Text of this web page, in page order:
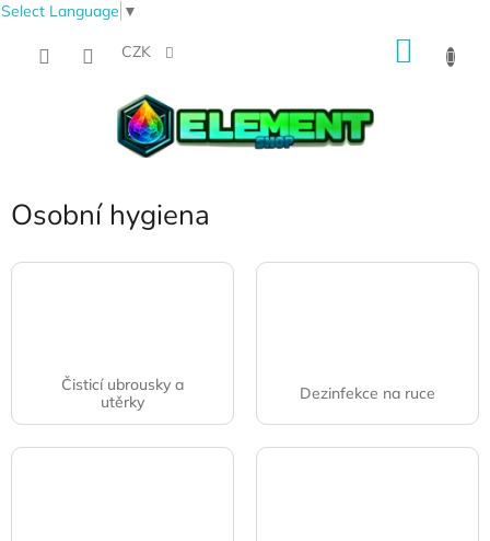
Select Language ▼
CZK
Osobní hygiena
Čisticí ubrousky a
utěrky
Dezinfekce na ruce